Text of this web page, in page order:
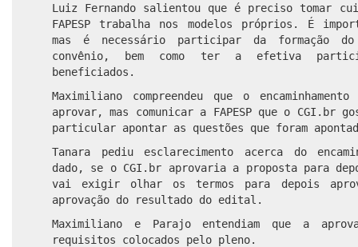
Luiz Fernando salientou que é preciso tomar
FAPESP trabalha nos modelos próprios. É
mas é necessário participar da formação
convênio, bem como ter a efetiva
beneficiados.
Maximiliano compreendeu que o
aprovar, mas comunicar a FAPESP que o CGI.br
particular apontar as questões que foram
Tanara pediu esclarecimento acerca do
dado, se o CGI.br aprovaria a proposta para
vai exigir olhar os termos para depois
aprovação do resultado do edital.
Maximiliano e Parajo entendiam que a
requisitos colocados pelo pleno.